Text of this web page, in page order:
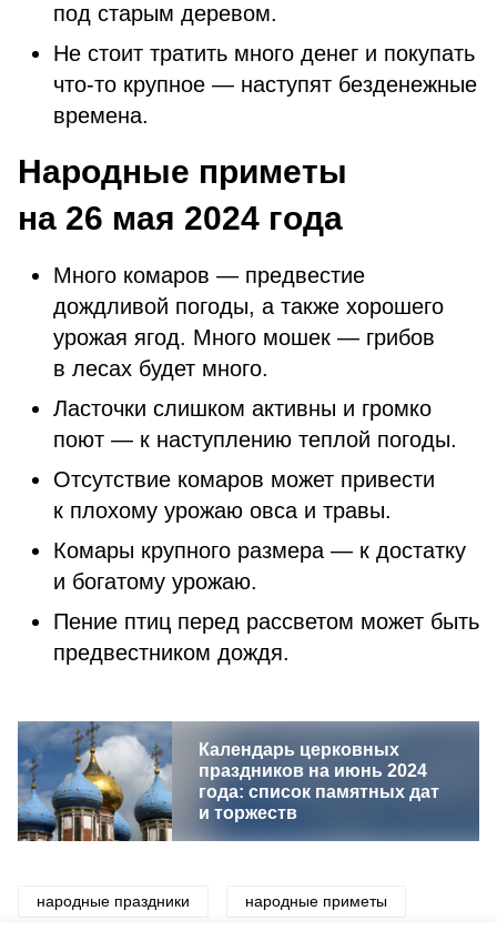
под старым деревом.
Не стоит тратить много денег и покупать
что-то крупное — наступят безденежные
времена.
Народные приметы
на 26 мая 2024 года
Много комаров — предвестие
дождливой погоды, а также хорошего
урожая ягод. Много мошек — грибов
в лесах будет много.
Ласточки слишком активны и громко
поют — к наступлению теплой погоды.
Отсутствие комаров может привести
к плохому урожаю овса и травы.
Комары крупного размера — к достатку
и богатому урожаю.
Пение птиц перед рассветом может быть
предвестником дождя.
Календарь церковных
праздников на июнь 2024
года: список памятных дат
и торжеств
народные праздники народные приметы